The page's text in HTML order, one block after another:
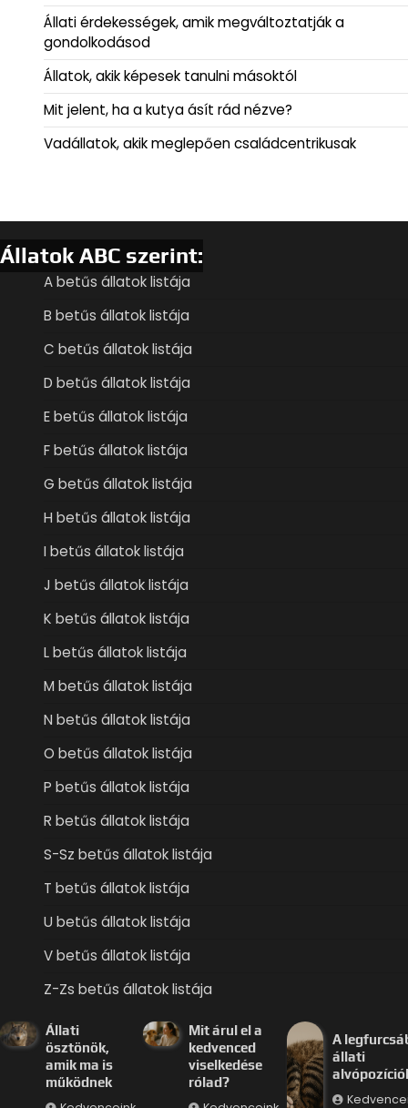
Állati érdekességek, amik megváltoztatják a
gondolkodásod
Állatok, akik képesek tanulni másoktól
Mit jelent, ha a kutya ásít rád nézve?
Vadállatok, akik meglepően családcentrikusak
Állatok ABC szerint:
A betűs állatok listája
B betűs állatok listája
C betűs állatok listája
D betűs állatok listája
E betűs állatok listája
F betűs állatok listája
G betűs állatok listája
H betűs állatok listája
I betűs állatok listája
J betűs állatok listája
K betűs állatok listája
L betűs állatok listája
M betűs állatok listája
N betűs állatok listája
O betűs állatok listája
P betűs állatok listája
R betűs állatok listája
S-Sz betűs állatok listája
T betűs állatok listája
U betűs állatok listája
V betűs állatok listája
Z-Zs betűs állatok listája
Állati
ösztönök,
amik ma is
működnek
Mit árul el a
kedvenced
viselkedése
rólad?
A
állati